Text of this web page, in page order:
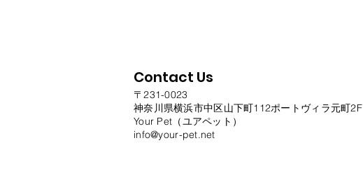
Contact Us
〒231-0023
神奈川県横浜市中区山下町112ポートヴィラ元町2F
Your Pet（ユアペット）
info@your-pet.net